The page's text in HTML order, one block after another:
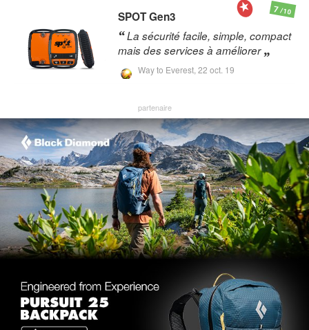
SPOTGen3
La sécurité facile, simple, compact
mais des services à améliorer
Way to Everest, 22 oct. 19
7/10